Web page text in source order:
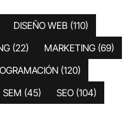
DISEÑO WEB (110)
(22) MARKETING (69)
(120)
SEM (45) SEO (104)